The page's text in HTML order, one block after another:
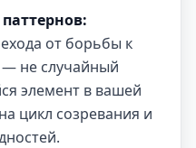
от борьбы к
— не случайный
элемент в вашей
цикл созревания и